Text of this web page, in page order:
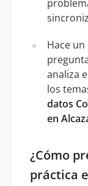
Hace
analiza
los
datos
en
¿Cómo
práctica